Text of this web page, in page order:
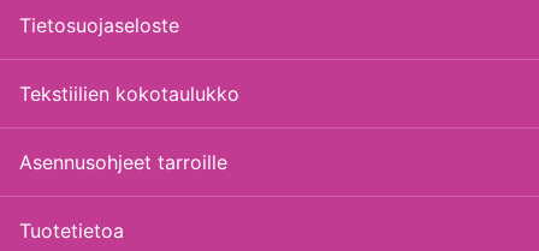
Tietosuojaseloste
Tekstiilien kokotaulukko
Asennusohjeet tarroille
Tuotetietoa